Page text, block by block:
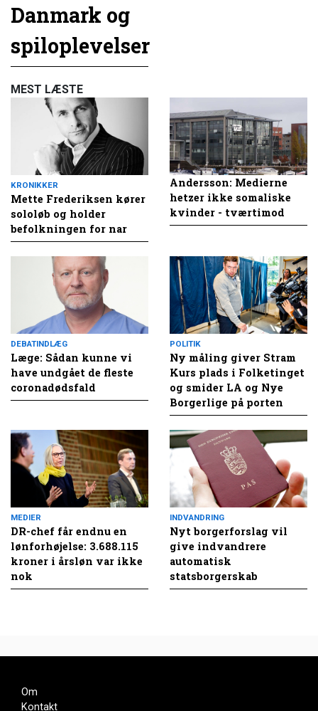
Danmark og
spiloplevelser
MEST LÆSTE
KRONIKKER
Mette Frederiksen kører
sololøb og holder
befolkningen for nar
Andersson: Medierne
hetzer ikke somaliske
kvinder - tværtimod
DEBATINDLÆG
Læge: Sådan kunne vi
have undgået de fleste
coronadødsfald
POLITIK
Ny måling giver Stram
Kurs plads i Folketinget
og smider LA og Nye
Borgerlige på porten
MEDIER
DR-chef får endnu en
lønforhøjelse: 3.688.115
kroner i årsløn var ikke
nok
INDVANDRING
Nyt borgerforslag vil
give indvandrere
automatisk
statsborgerskab
Om
Kontakt